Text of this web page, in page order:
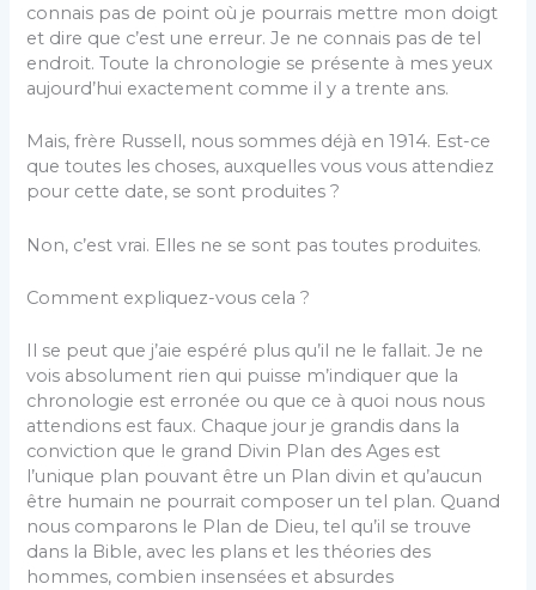
connais pas de point où je pourrais mettre mon doigt
et dire que c’est une erreur. Je ne connais pas de tel
endroit. Toute la chronologie se présente à mes yeux
aujourd’hui exactement comme il y a trente ans.
Mais, frère Russell, nous sommes déjà en 1914. Est-ce
que toutes les choses, auxquelles vous vous attendiez
pour cette date, se sont produites ?
Non, c’est vrai. Elles ne se sont pas toutes produites.
Comment expliquez-vous cela ?
Il se peut que j’aie espéré plus qu’il ne le fallait. Je ne
vois absolument rien qui puisse m’indiquer que la
chronologie est erronée ou que ce à quoi nous nous
attendions est faux. Chaque jour je grandis dans la
conviction que le grand Divin Plan des Ages est
l’unique plan pouvant être un Plan divin et qu’aucun
être humain ne pourrait composer un tel plan. Quand
nous comparons le Plan de Dieu, tel qu’il se trouve
dans la Bible, avec les plans et les théories des
hommes, combien insensées et absurdes